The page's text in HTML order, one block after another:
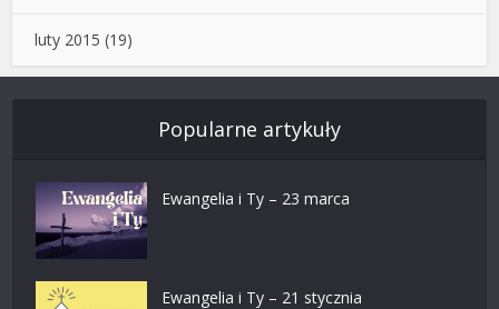
luty 2015 (19)
Popularne artykuły
Ewangelia i Ty – 23 marca
Ewangelia i Ty – 21 stycznia